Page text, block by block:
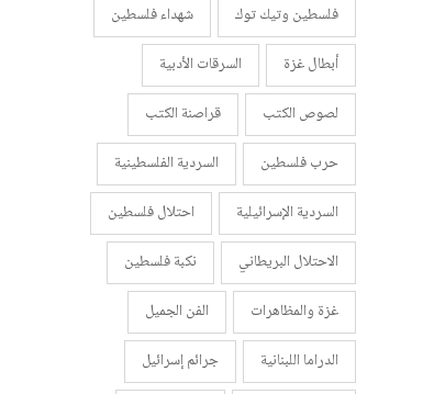
فلسطين وتيك توك
شهداء فلسطين
أبطال غزة
السرقات الأدبية
لصوص الكتب
قراصنة الكتب
حرب فلسطين
السردية الفلسطينية
السردية الإسرائيلية
احتلال فلسطين
الاحتلال البريطاني
نكبة فلسطين
غزة والمظاهرات
الفن الجميل
الدراما اللبنانية
جرائم إسرائيل